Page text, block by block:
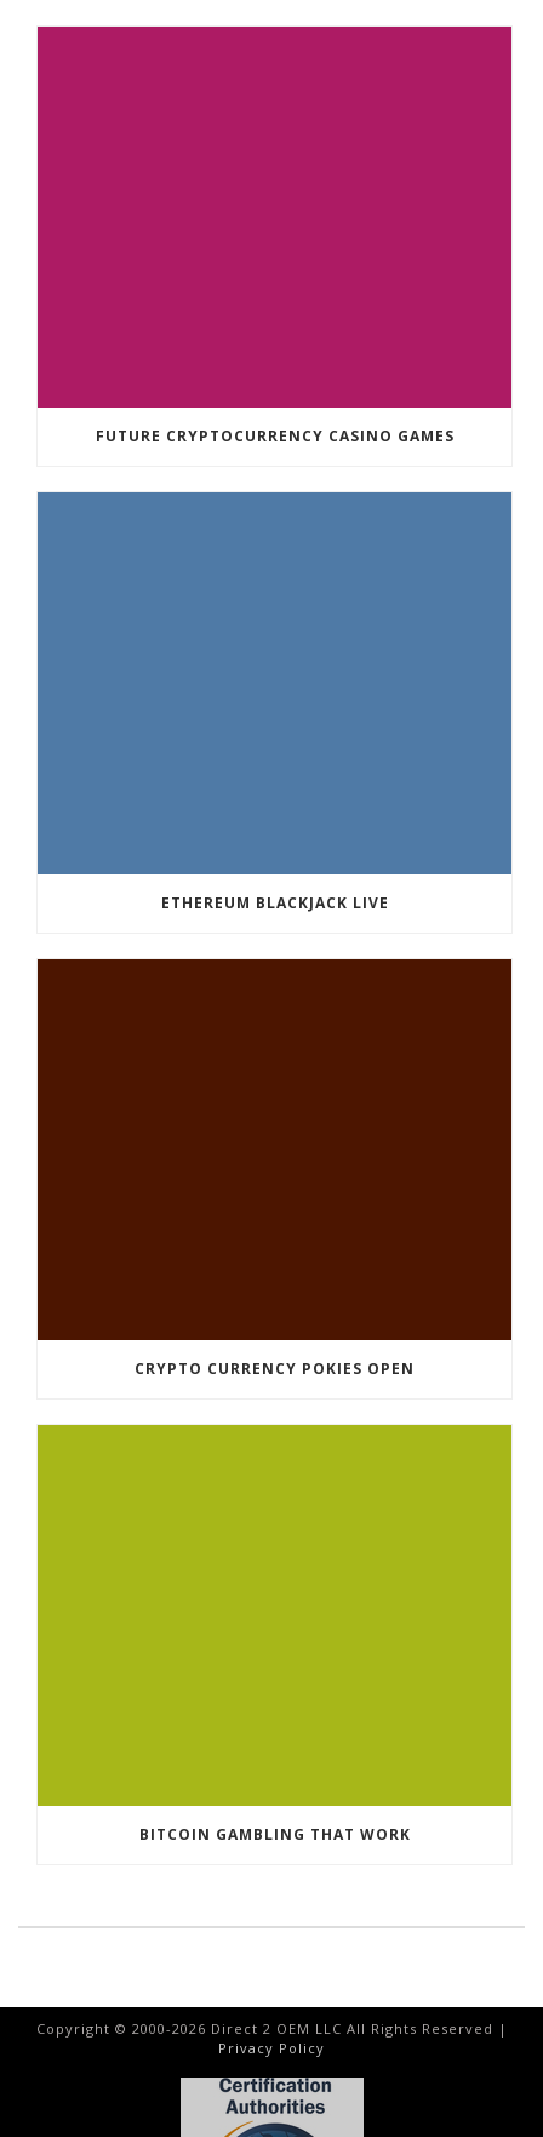
FUTURE CRYPTOCURRENCY CASINO GAMES
ETHEREUM BLACKJACK LIVE
CRYPTO CURRENCY POKIES OPEN
BITCOIN GAMBLING THAT WORK
Copyright © 2000-2026 Direct 2 OEM LLC All Rights Reserved |
Privacy Policy